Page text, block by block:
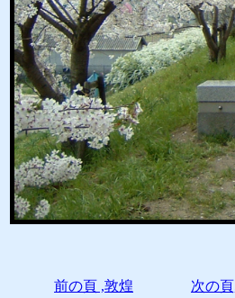
前の頁 ,敦煌 次の